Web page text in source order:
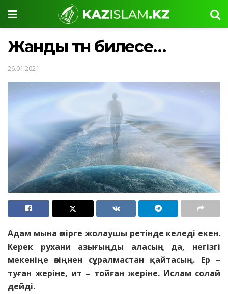
Жанды тән билесе…
26.01.2021
Адам мына өмірге жолаушы ретінде келеді екен.
Керек рухани азығыңды аласың да, негізгі
мекеніңе өзіңнен сұралмастан қайтасың. Ер –
туған жеріне, ит – тойған жеріне. Ислам солай
дейді.